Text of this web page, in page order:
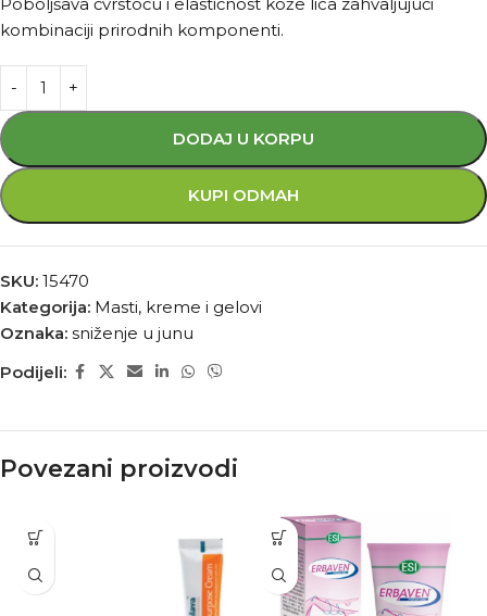
kombinaciji prirodnih komponenti.
DODAJ U KORPU
KUPI ODMAH
SKU: 15470
Kategorija: Masti, kreme i gelovi
Oznaka: sniženje u junu
Podijeli:
Povezani proizvodi